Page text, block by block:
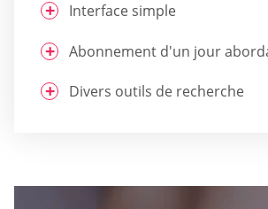
Interface simple
Abonnement d'un jour
Divers outils de recherche